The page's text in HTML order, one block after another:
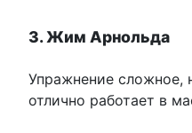
3. Жим Арнольда
Упражнение сложное,
отлично работает в